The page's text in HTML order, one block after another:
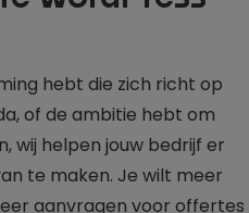
hebt die zich richt op
of de ambitie hebt om
wij helpen jouw bedrijf er
te maken. Je wilt meer
aanvragen voor offertes